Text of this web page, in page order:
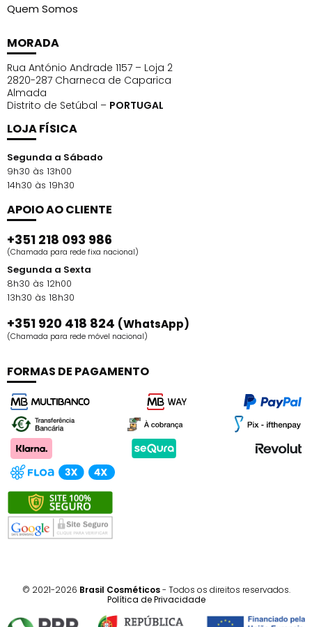
Quem Somos
MORADA
Rua António Andrade 1157 – Loja 2
2820-287 Charneca de Caparica
Almada
Distrito de Setúbal – PORTUGAL
LOJA FÍSICA
Segunda a Sábado
9h30 às 13h00
14h30 às 19h30
APOIO AO CLIENTE
+351 218 093 986
(Chamada para rede fixa nacional)
Segunda a Sexta
8h30 às 12h00
13h30 às 18h30
+351 920 418 824 (WhatsApp)
(Chamada para rede móvel nacional)
FORMAS DE PAGAMENTO
© 2021-2026 Brasil Cosméticos- Todos os direitos reservados.
Política de Privacidade